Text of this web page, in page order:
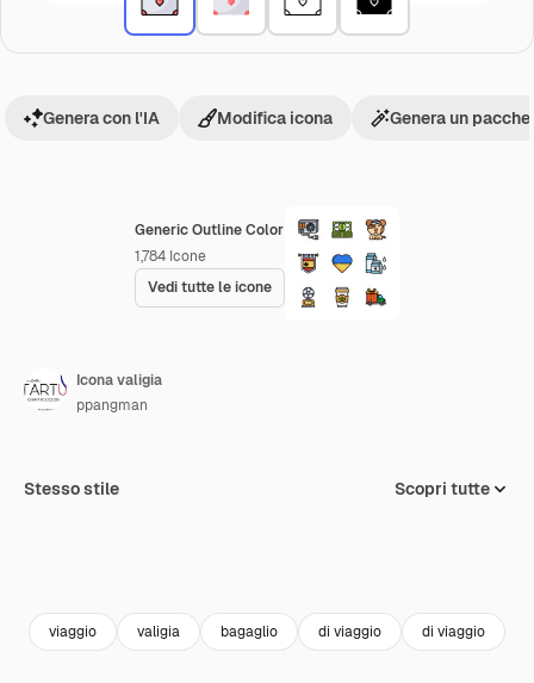
Generic Outline Color
1,784 Icone
Vedi tutte le icone
Genera con l'IA Modifica icona Genera un
Icona valigia
ppangman
Stesso stile Scopri tutte
viaggio valigia bagaglio di viaggio di viaggio